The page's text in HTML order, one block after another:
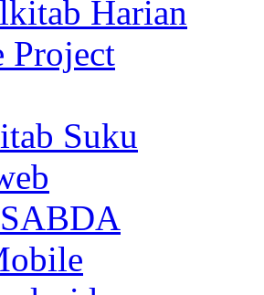
Harian
Project
Suku